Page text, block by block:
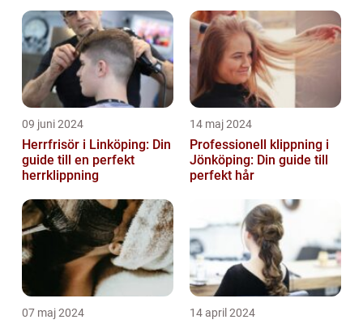
09 juni 2024
Herrfrisör i Linköping: Din
guide till en perfekt
herrklippning
14 maj 2024
Professionell klippning i
Jönköping: Din guide till
perfekt hår
07 maj 2024 14 april 2024